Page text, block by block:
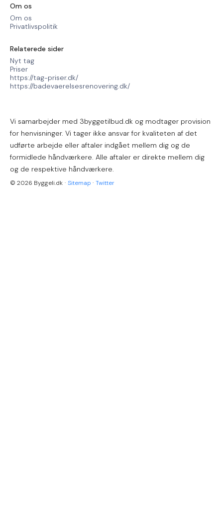
Om os
Om os
Privatlivspolitik
Relaterede sider
Nyt tag
Priser
https://tag-priser.dk/
https://badevaerelsesrenovering.dk/
Vi samarbejder med 3byggetilbud.dk og modtager provision
for henvisninger. Vi tager ikke ansvar for kvaliteten af det
udførte arbejde eller aftaler indgået mellem dig og de
formidlede håndværkere. Alle aftaler er direkte mellem dig
og de respektive håndværkere.
© 2026 Byggeli.dk · Sitemap · Twitter